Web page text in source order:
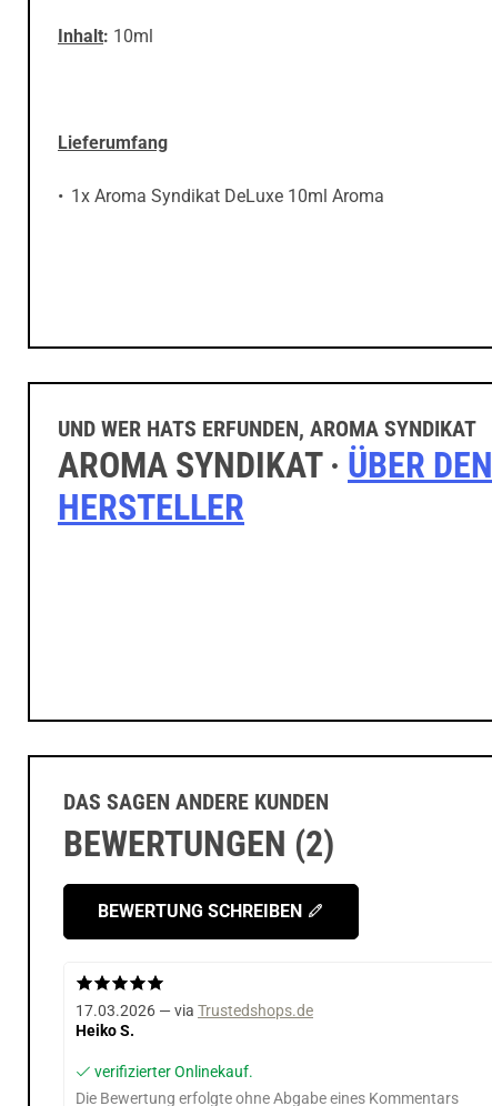
Inhalt: 10ml
Lieferumfang
1x Aroma Syndikat DeLuxe 10ml Aroma
UND WER HATS ERFUNDEN, AROMA SYNDIKAT
AROMA SYNDIKAT · ÜBER DEN
HERSTELLER
DAS SAGEN ANDERE KUNDEN
BEWERTUNGEN (2)
BEWERTUNG SCHREIBEN
17.03.2026 — via Trustedshops.de
Heiko S.
verifizierter Onlinekauf.
Die Bewertung erfolgte ohne Abgabe eines Kommentars